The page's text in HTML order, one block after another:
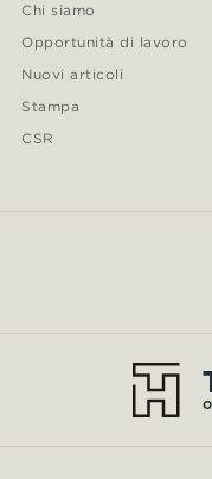
Chi siamo
Opportunità di lavoro
Nuovi articoli
Stampa
CSR